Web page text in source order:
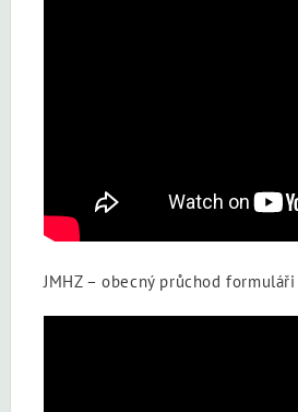
JMHZ – obecný průchod formuláři